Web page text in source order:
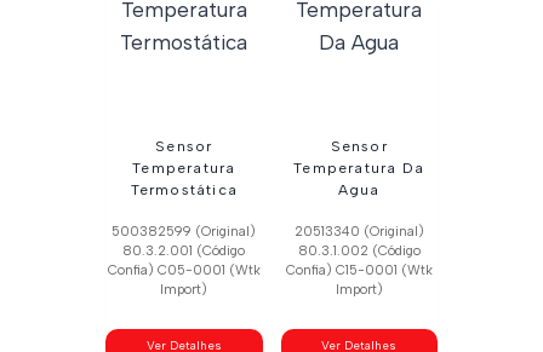
Sensor
Temperatura
Termostática
500382599 (Original)
80.3.2.001 (Código
Confia) C05-0001 (Wtk
Import)
Ver Detalhes
Sensor
Temperatura Da
Agua
20513340 (Original)
80.3.1.002 (Código
Confia) C15-0001 (Wtk
Import)
Ver Detalhes